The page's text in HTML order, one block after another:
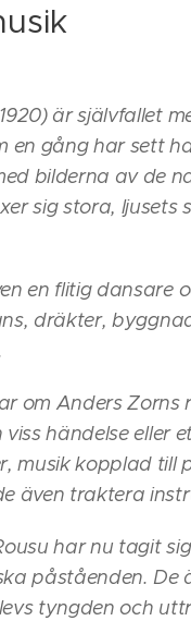
är självfallet
en gång har sett
bilderna av de
sig stora,
en flitig dansare
dräkter,
om Anders Zorns
händelse eller
musik kopplad till
även traktera
har nu tagit
påståenden.
tyngden och